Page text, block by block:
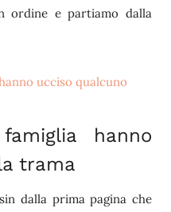
ordine e partiamo dalla
hanno
trama
dalla prima pagina che